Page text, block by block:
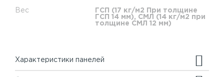
Вес
ГСП (17 кг/м2 При толщине
ГСП 14 мм), СМЛ (14 кг/м2 при
толщине СМЛ 12 мм)
Характеристики панелей